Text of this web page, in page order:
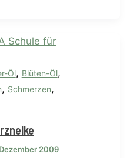
Öl, Blüten-Öl,
, Schmerzen,
2009